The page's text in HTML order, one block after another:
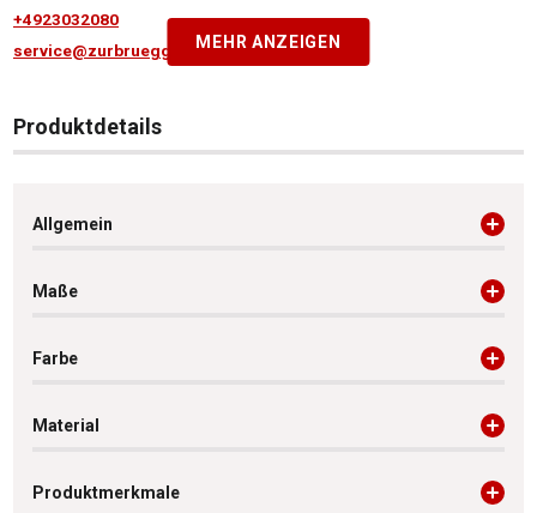
+4923032080
service@zurbrueggen.deMEHR ANZEIGEN
Produktdetails
Allgemein
Maße
Farbe
Material
Produktmerkmale